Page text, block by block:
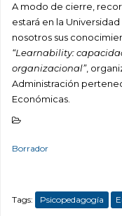
A modo de cierre,
estará en la
nosotros sus
“Learnability:
organizacional”,
Administración
Económicas.
Borrador
Tags: Psicopedagogía